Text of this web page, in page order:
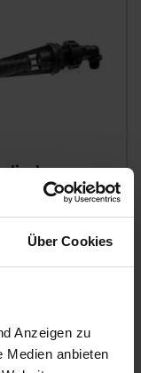
Über Cookies
Anzeigen zu
Medien anbieten
5022033
/ St
IN DEN
Preis